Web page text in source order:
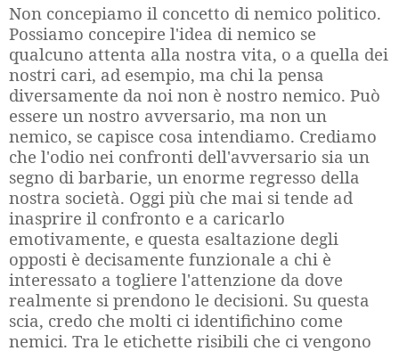
Non concepiamo il concetto di nemico politico.
Possiamo concepire l'idea di nemico se
qualcuno attenta alla nostra vita, o a quella dei
nostri cari, ad esempio, ma chi la pensa
diversamente da noi non è nostro nemico. Può
essere un nostro avversario, ma non un
nemico, se capisce cosa intendiamo. Crediamo
che l'odio nei confronti dell'avversario sia un
segno di barbarie, un enorme regresso della
nostra società. Oggi più che mai si tende ad
inasprire il confronto e a caricarlo
emotivamente, e questa esaltazione degli
opposti è decisamente funzionale a chi è
interessato a togliere l'attenzione da dove
realmente si prendono le decisioni. Su questa
scia, credo che molti ci identifichino come
nemici. Tra le etichette risibili che ci vengono